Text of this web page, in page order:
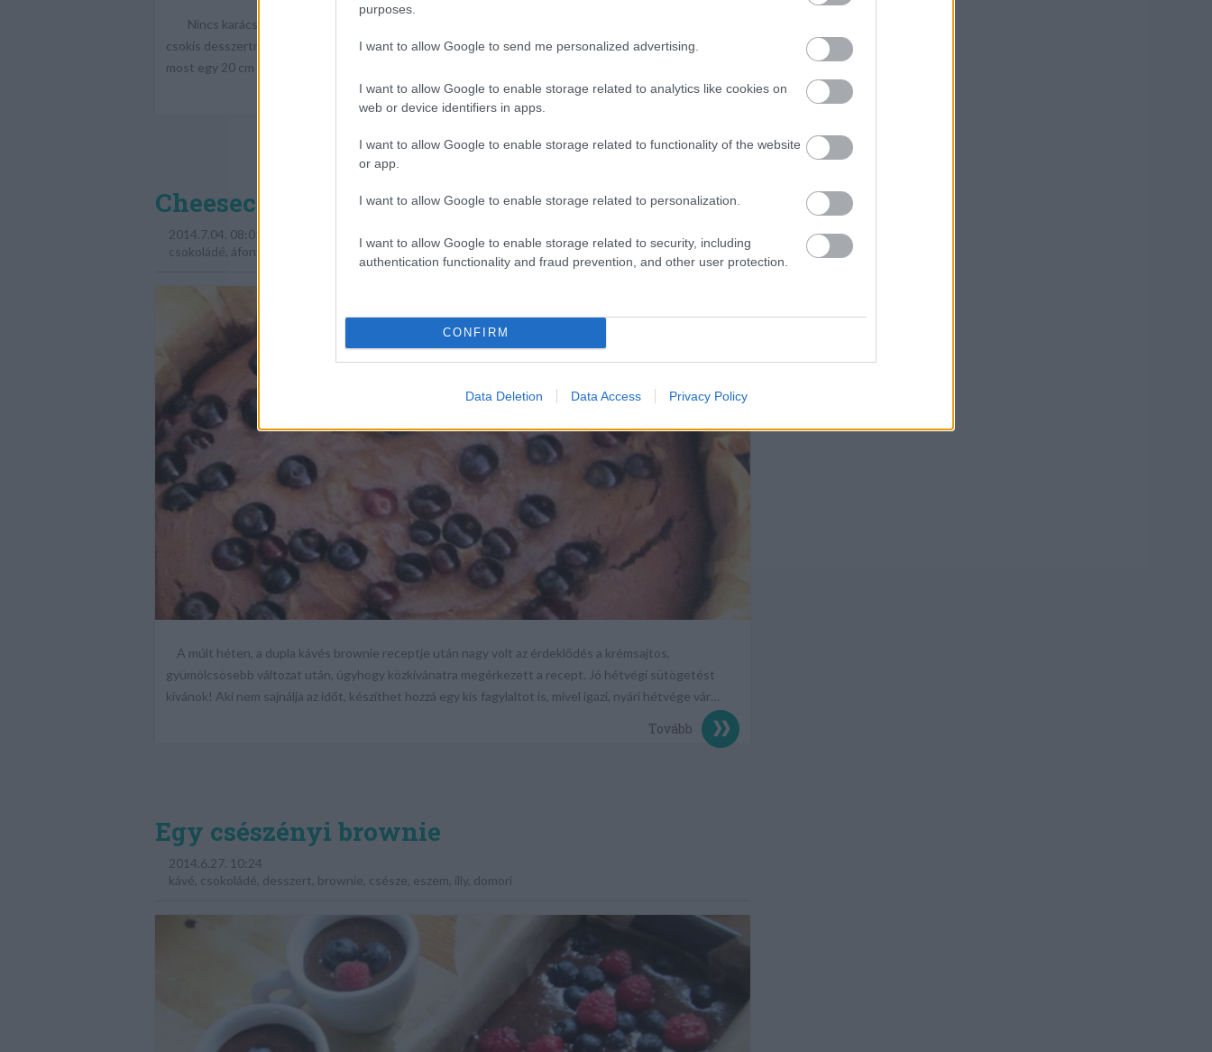
purposes.
I want to allow Google to send me personalized advertising.
I want to allow Google to enable storage related to analytics like cookies on
web or device identifiers in apps.
I want to allow Google to enable storage related to functionality of the website
or app.
I want to allow Google to enable storage related to personalization.
I want to allow Google to enable storage related to security, including
authentication functionality and fraud prevention, and other user protection.
CONFIRM
Data Deletion Data Access Privacy Policy
Nincs karácsony csoki nélkül: hiába a sok bejgli, hólabda és mindenféle karácsonyi csoda, egy ütős
csokis desszertnek készülnie kell. Ez a brownie torta kisülhet tepsiben, kerek tortaformában - én
most egy 20 cm átmérőjű pudingformát használtam, hogy csinosabb legyen. És ez…
Tovább
Cheesecake brownie áfonyával
2014.7.04. 08:01
csokoládé áfonya brownie,eszem,cheesecake ,domori
A múlt héten, a dupla kávés brownie receptje után nagy volt az érdeklődés a krémsajtos,
gyümölcsösebb változat után, úgyhogy közkívánatra megérkezett a recept. Jó hétvégi sütögetést
kívánok! Aki nem sajnálja az időt, készíthet hozzá egy kis fagylaltot is, mivel igazi, nyári hétvége vár…
Tovább
Egy csészényi brownie
2014.6.27. 10:24
kávé csokoládé desszert brownie csésze eszem illy, domori